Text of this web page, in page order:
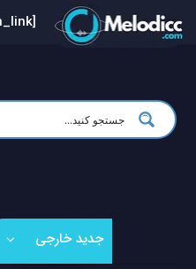
[login_link]
جدید خارجی